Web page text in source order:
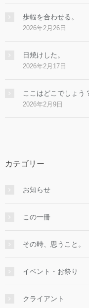
歩幅を合わせる。
2026年2月26日
日焼けした。
2026年2月17日
ここはどこでしょう
2026年2月9日
カテゴリー
お知らせ
この一冊
その時、思うこと。
イベント・お祭り
クライアント